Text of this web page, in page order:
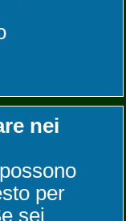
nei
per
sei